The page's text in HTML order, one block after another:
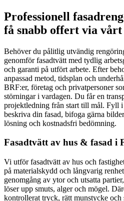
Professionell
få snabb offert via
Behöver du pålitlig utvändig
genomför fasadtvätt med tydlig
och garanti på utfört arbete. Efter
anpassad metod, tidsplan och
BRF:er, företag och privatpersoner
störningar i vardagen. Du får en
projektledning från start till mål. Fyll
beskriva din fasad, bifoga gärna
lösning och kostnadsfri bedömning.
Fasadtvätt av hus & fasad i
Vi utför fasadtvätt av hus och
på materialskydd och långvarig
genomgång av ytor och utsatta
löser upp smuts, alger och mögel.
kontrollerat tryck, rätt munstycke och